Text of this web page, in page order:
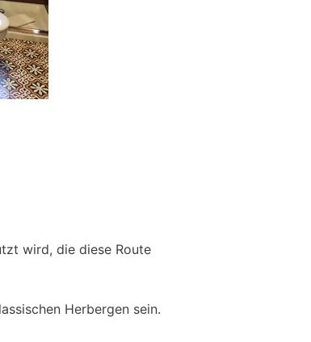
wird, die diese Route
Herbergen sein.